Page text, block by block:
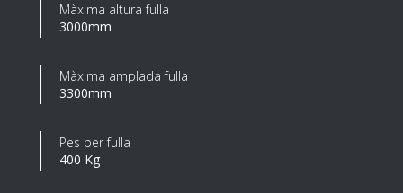
Màxima altura fulla
3000mm
Màxima amplada fulla
3300mm
Pes per fulla
400 Kg